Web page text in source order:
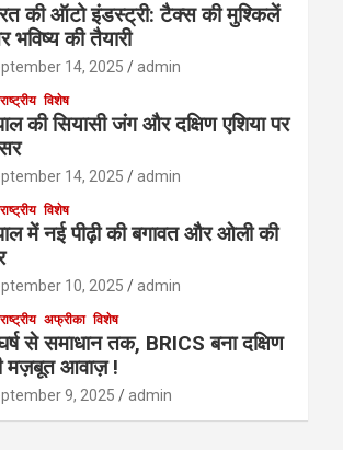
की ऑटो इंडस्ट्री: टैक्स की मुश्किलें
भविष्य की तैयारी
14, 2025 admin
विशेष
की सियासी जंग और दक्षिण एशिया पर
14, 2025 admin
विशेष
में नई पीढ़ी की बगावत और ओली की
10, 2025 admin
अफ्रीका विशेष
से समाधान तक, BRICS बना दक्षिण
मज़बूत आवाज़ !
9, 2025 admin